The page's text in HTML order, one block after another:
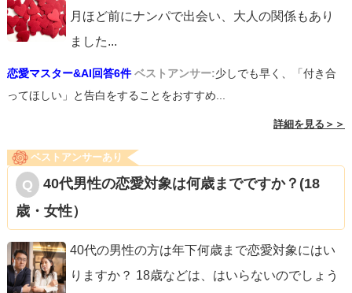
月ほど前にナンパで出会い、大人の関係もあり
ました...
恋愛マスター&AI回答6件 ベストアンサー:少しでも早く、「付き合
ってほしい」と告白をすることをおすすめ...
詳細を見る＞＞
ベストアンサーあり
40代男性の恋愛対象は何歳までですか？(18
歳・女性）
40代の男性の方は年下何歳まで恋愛対象にはい
りますか？ 18歳などは、はいらないのでしょう